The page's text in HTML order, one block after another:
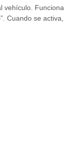
vehículo.
Cuando se